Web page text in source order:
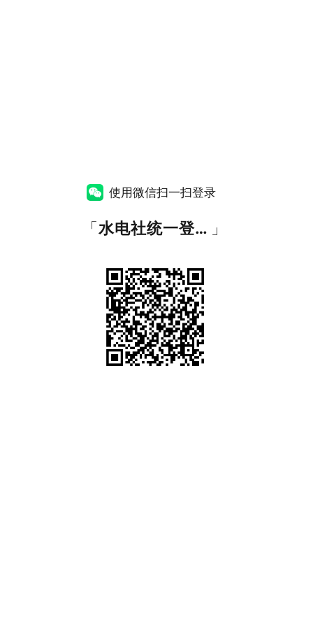
使用微信扫一扫登录
「 水电社统一登录平台 」